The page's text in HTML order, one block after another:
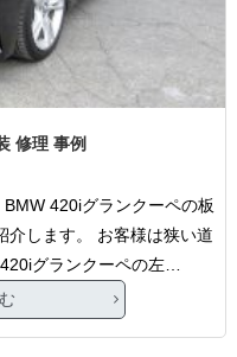
修理 事例
420iグランクーペの板
介します。 お客様は狭い道
グランクーペの左…